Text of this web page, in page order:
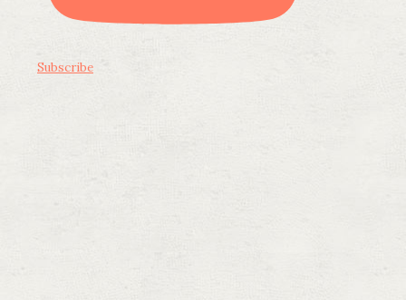
Subscribe